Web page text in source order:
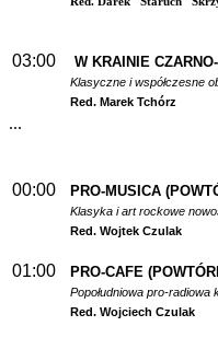
03:00 W KRAINIE
Klasyczne i współczesne
Red. Marek Tchórz
...
00:00 PRO-MUSICA
Klasyka i art rockowe
Red. Wojtek Czulak
01:00 PRO-CAFE
Popołudniowa pro-radiowa
Red. Wojciech Czulak